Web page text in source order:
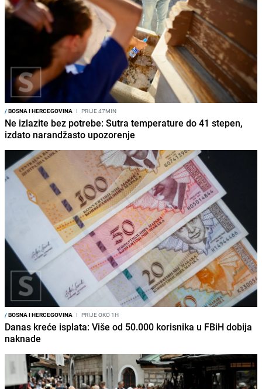
/BOSNA I HERCEGOVINA I PRIJE 47MIN
Ne izlazite bez potrebe: Sutra temperature do 41 stepen,
izdato narandžasto upozorenje
/BOSNA I HERCEGOVINA I PRIJE OKO 1H
Danas kreće isplata: Više od 50.000 korisnika u FBiH dobija
naknade